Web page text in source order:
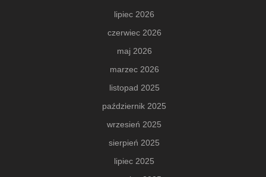
lipiec 2026
czerwiec 2026
maj 2026
marzec 2026
listopad 2025
październik 2025
wrzesień 2025
sierpień 2025
lipiec 2025